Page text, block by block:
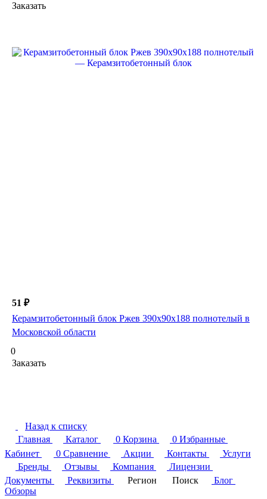
Заказать
51 ₽
Керамзитобетонный блок Ржев 390х90х188 полнотелый в
Московской области
0
Заказать
Назад к списку
Главная
Каталог 0 Корзина 0 Избранные
Кабинет
0 Сравнение Акции Контакты
Услуги
Бренды
Отзывы Компания
Лицензии
Документы
Реквизиты Регион Поиск
Блог
Обзоры